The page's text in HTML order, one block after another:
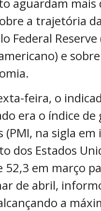
aguardam mais
a trajetória
Federal Reserve
e
feira, o
era o índice de
(PMI, na sigla em
dos Estados
52,3 em março
de abril,
a